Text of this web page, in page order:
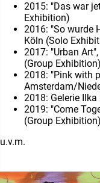
2015: "Das war
Exhibition)
2016: "So wurde
Köln (Solo
2017: "Urban
(Group Exhibition)
2018: "Pink with
Amsterdam/
2018: Gelerie
2019: "Come
(Group Exhibition)
u.v.m.